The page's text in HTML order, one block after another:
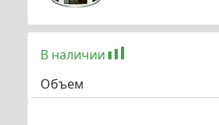
В наличии
Объем